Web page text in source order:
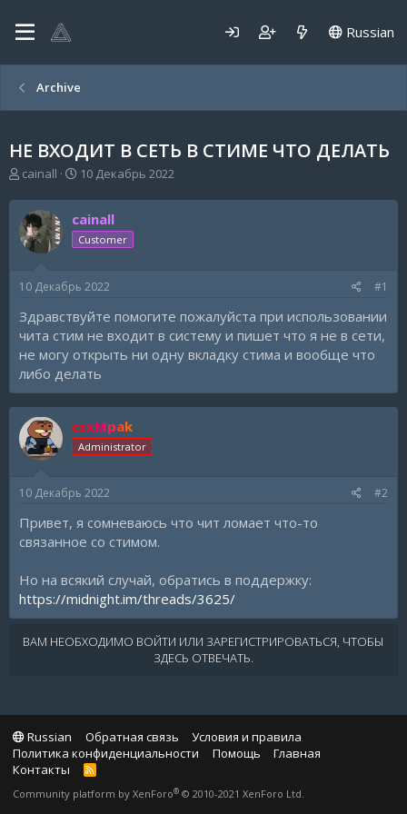
Russian
Archive
НЕ ВХОДИТ В СЕТЬ В СТИМЕ ЧТО ДЕЛАТЬ
А
т
о
р
м
cainall
Д
т
а
н
а
а
10 Декабрь 2022
cainall
Customer
10 Декабрь 2022 #1
Здравствуйте помогите пожалуйста при использовании
чита стим не входит в систему и пишет что я не в сети,
не могу открыть ни одну вкладку стима и вообще что
либо делать
csxMpak
Administrator
10 Декабрь 2022 #2
Привет, я сомневаюсь что чит ломает что-то
связанное со стимом.
Но на всякий случай, обратись в поддержку:
https://midnight.im/threads/3625/
ВАМ НЕОБХОДИМО ВОЙТИ ИЛИ ЗАРЕГИСТРИРОВАТЬСЯ, ЧТОБЫ
ЗДЕСЬ ОТВЕЧАТЬ.
Russian Обратная связь
Условия и правила
Политика конфиденциальности
Помощь
Главная
Контакты
R
S
Community platform by XenForo® © 2010-2021 XenForo Ltd.